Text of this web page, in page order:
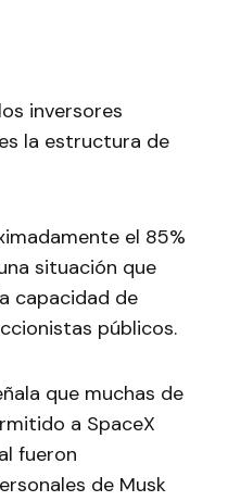
inversores
la estructura de
el 85%
situación que
capacidad de
públicos.
que muchas de
a SpaceX
fueron
de Musk